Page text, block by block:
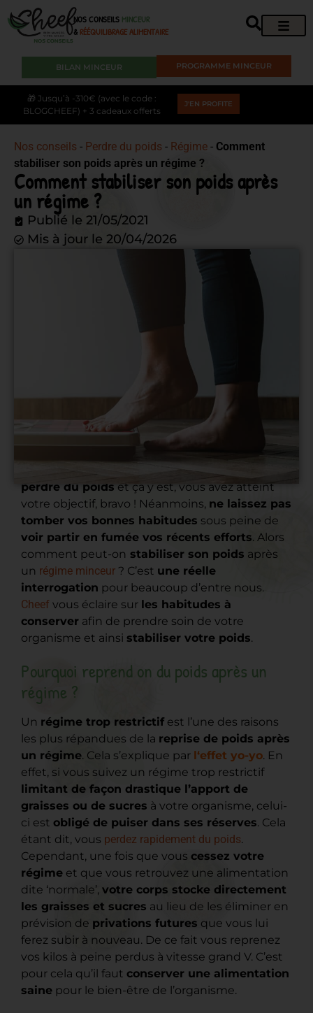
NOS CONSEILS MINCEUR
&RÉÉQUILIBRAGE ALIMENTAIRE
PROGRAMME MINCEUR
BILAN MINCEUR
🎁 Jusqu’à -310€ (avec le code :
BLOGCHEEF) + 3 cadeaux offerts
J'EN PROFITE
Nos conseils - Perdre du poids - Régime - Comment
stabiliser son poids après un régime ?
Comment stabiliser son poids après
un régime ?
Publié le 21/05/2021
Mis à jour le 20/04/2026
perdre du poids et ça y est, vous avez atteint
votre objectif, bravo ! Néanmoins, ne laissez pas
tomber vos bonnes habitudes sous peine de
voir partir en fumée vos récents efforts. Alors
comment peut-on stabiliser son poids après
un régime minceur ? C’est une réelle
interrogation pour beaucoup d’entre nous.
Cheef vous éclaire sur les habitudes à
conserver afin de prendre soin de votre
organisme et ainsi stabiliser votre poids.
Pourquoi reprend on du poids après un
régime ?
Un régime trop restrictif est l’une des raisons
les plus répandues de la reprise de poids après
un régime. Cela s’explique par l‘effet yo-yo. En
effet, si vous suivez un régime trop restrictif
limitant de façon drastique l’apport de
graisses ou de sucres à votre organisme, celui-
ci est obligé de puiser dans ses réserves. Cela
étant dit, vous perdez rapidement du poids.
Cependant, une fois que vous cessez votre
régime et que vous retrouvez une alimentation
dite ‘normale’, votre corps stocke directement
les graisses et sucres au lieu de les éliminer en
prévision de privations futures que vous lui
ferez subir à nouveau. De ce fait vous reprenez
vos kilos à peine perdus à vitesse grand V. C’est
pour cela qu’il faut conserver une alimentation
saine pour le bien-être de l’organisme.